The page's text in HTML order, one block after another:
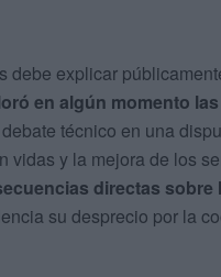
debe explicar
en algún momento
técnico en una
vidas y la mejora de los
directas sobre
su desprecio por la